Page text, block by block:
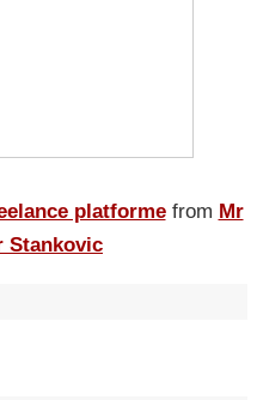
platforme from Mr
Stankovic